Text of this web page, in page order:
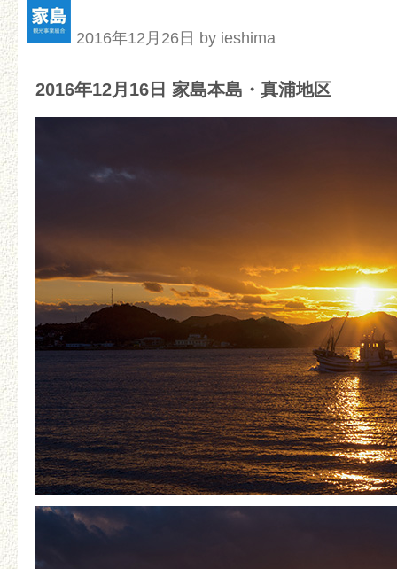
2016年12月26日 by ieshima
2016年12月16日 家島本島・真浦地区